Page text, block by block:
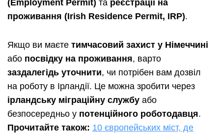
(Employment Permit) та реєстрації на
проживання (Irish Residence Permit, IRP).
Якщо ви маєте тимчасовий захист у Німеччині
або посвідку на проживання, варто
заздалегідь уточнити, чи потрібен вам дозвіл
на роботу в Ірландії. Це можна зробити через
ірландську міграційну службу або
безпосередньо у потенційного роботодавця.
Прочитайте також: 10 європейських міст, де